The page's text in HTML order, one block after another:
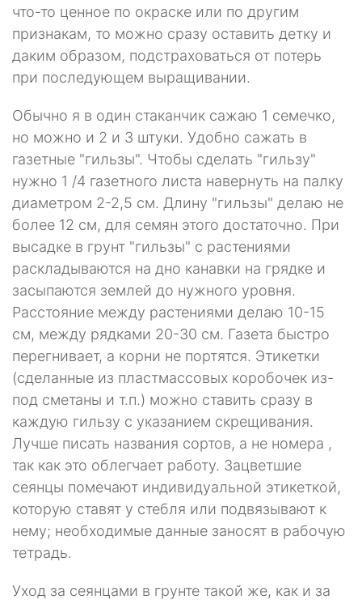
что-то ценное по окраске или по другим
признакам, то можно сразу оставить детку и
даким об­разом, подстраховаться от потерь
при последующем выращивании.
Обычно я в один стаканчик сажаю 1 семечко,
но можно и 2 и 3 штуки. Удобно сажать в
газетные "гильзы". Чтобы сделать "гильзу"
нужно 1 /4 газет­ного листа навернуть на палку
диаметром 2-2,5 см. Длину "гильзы" делаю не
более 12 см, для семян этого достаточно. При
высадке в грунт "гильзы" с рас­тениями
раскладываются на дно канавки на грядке и
засыпаются землей до нужного уровня.
Расстояние между растениями делаю 10-15
см, между рядка­ми 20-30 см. Газета быстро
перегнивает, а корни не портятся. Этикетки
(сде­ланные из пластмассовых коробочек из-
под сметаны и т.п.) можно ставить сра­зу в
каждую гильзу с указанием скрещивания.
Лучше писать названия сортов, а не номера ,
так как это облегчает работу. Зацветшие
сеянцы помечают инди­видуальной этикеткой,
которую ставят у стебля или подвязывают к
нему; необ­ходимые данные заносят в рабочую
тетрадь.
Уход за сеянцами в грунте такой же, как и за